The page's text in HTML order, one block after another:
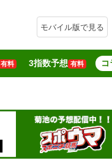
モバイル版で見る
有料 3指数予想 有料 コ